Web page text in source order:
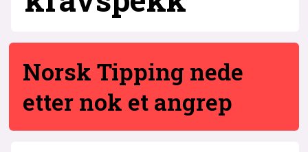
Norsk Tipping nede
etter nok et angrep